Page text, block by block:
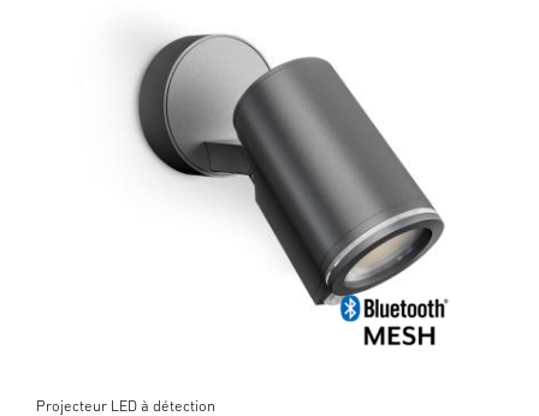
Projecteur LED à détection